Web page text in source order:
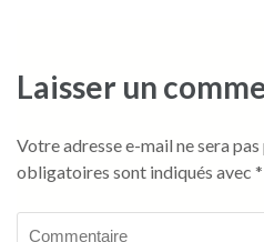
l’article
Laisser un
Votre adresse e-mail ne sera
obligatoires sont indiqués avec *